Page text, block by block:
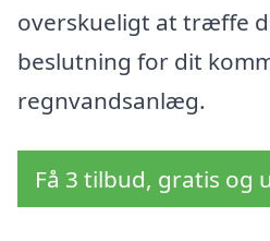
overskueligt at træffe
beslutning for dit
regnvandsanlæg.
Få 3 tilbud, gratis og